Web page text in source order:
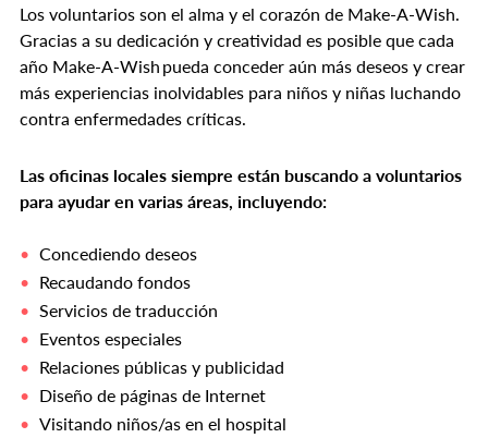
Los voluntarios son el alma y el corazón de Make-A-Wish.
Gracias a su dedicación y creatividad es posible que cada
año Make-A-Wish pueda conceder aún más deseos y crear
más experiencias inolvidables para niños y niñas luchando
contra enfermedades críticas.
Las oficinas locales siempre están buscando a voluntarios
para ayudar en varias áreas, incluyendo:
Concediendo deseos
Recaudando fondos
Servicios de traducción
Eventos especiales
Relaciones públicas y publicidad
Diseño de páginas de Internet
Visitando niños/as en el hospital